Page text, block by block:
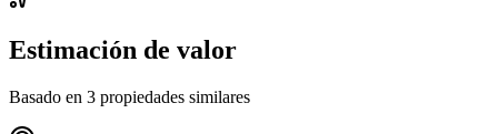
Estimación de valor
Basado en 3 propiedades similares